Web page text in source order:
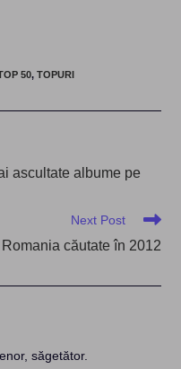
50, TOPURI
ascultate albume pe
Next Post
căutate în 2012
săgetător.